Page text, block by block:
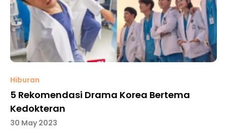
Hiburan
5 Rekomendasi Drama Korea Bertema
Kedokteran
30 May 2023